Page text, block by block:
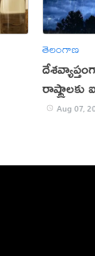
తెలంగాణ
Aug 07,